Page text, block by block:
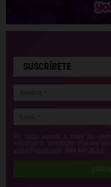
SUSCRÍBETE
En Yoigo vamos a tratar tus
información solicitada. Puedes
yoigo@yoigo.com . Más Info AQUÍ